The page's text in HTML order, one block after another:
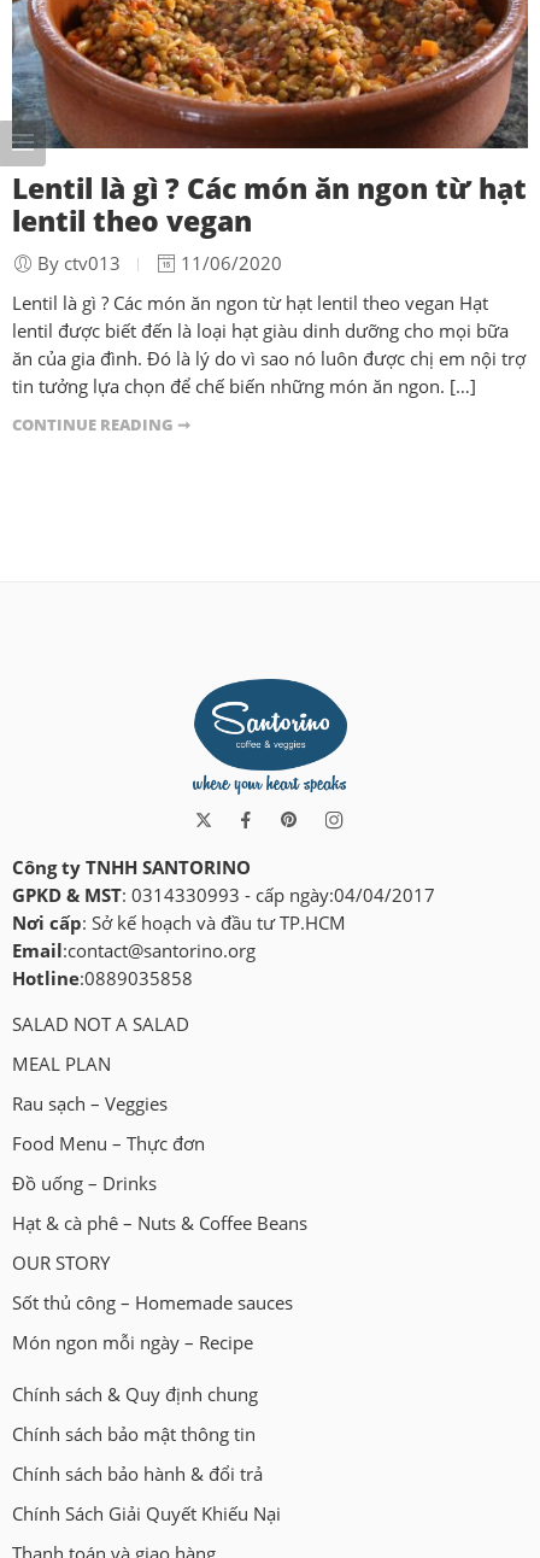
Lentil là gì ? Các món ăn ngon từ hạt
lentil theo vegan
By ctv013
11/06/2020
Lentil là gì ? Các món ăn ngon từ hạt lentil theo vegan Hạt
lentil được biết đến là loại hạt giàu dinh dưỡng cho mọi bữa
ăn của gia đình. Đó là lý do vì sao nó luôn được chị em nội trợ
tin tưởng lựa chọn để chế biến những món ăn ngon. […]
CONTINUE READING ➞
Công ty TNHH SANTORINO
GPKD & MST: 0314330993 - cấp ngày:04/04/2017
Nơi cấp: Sở kế hoạch và đầu tư TP.HCM
Email:contact@santorino.org
Hotline:0889035858
SALAD NOT A SALAD
MEAL PLAN
Rau sạch – Veggies
Food Menu – Thực đơn
Đồ uống – Drinks
Hạt & cà phê – Nuts & Coffee Beans
OUR STORY
Sốt thủ công – Homemade sauces
Món ngon mỗi ngày – Recipe
Chính sách & Quy định chung
Chính sách bảo mật thông tin
Chính sách bảo hành & đổi trả
Chính Sách Giải Quyết Khiếu Nại